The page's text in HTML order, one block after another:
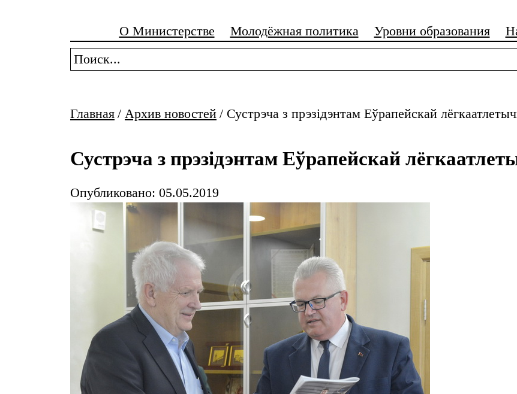
О Министерстве Молодёжная политика Уровни образования
Главная / Архив новостей / Сустрэча з прэзідэнтам Еўрапейскай
Сустрэча з прэзідэнтам Еўрапейскай
Опубликовано: 05.05.2019